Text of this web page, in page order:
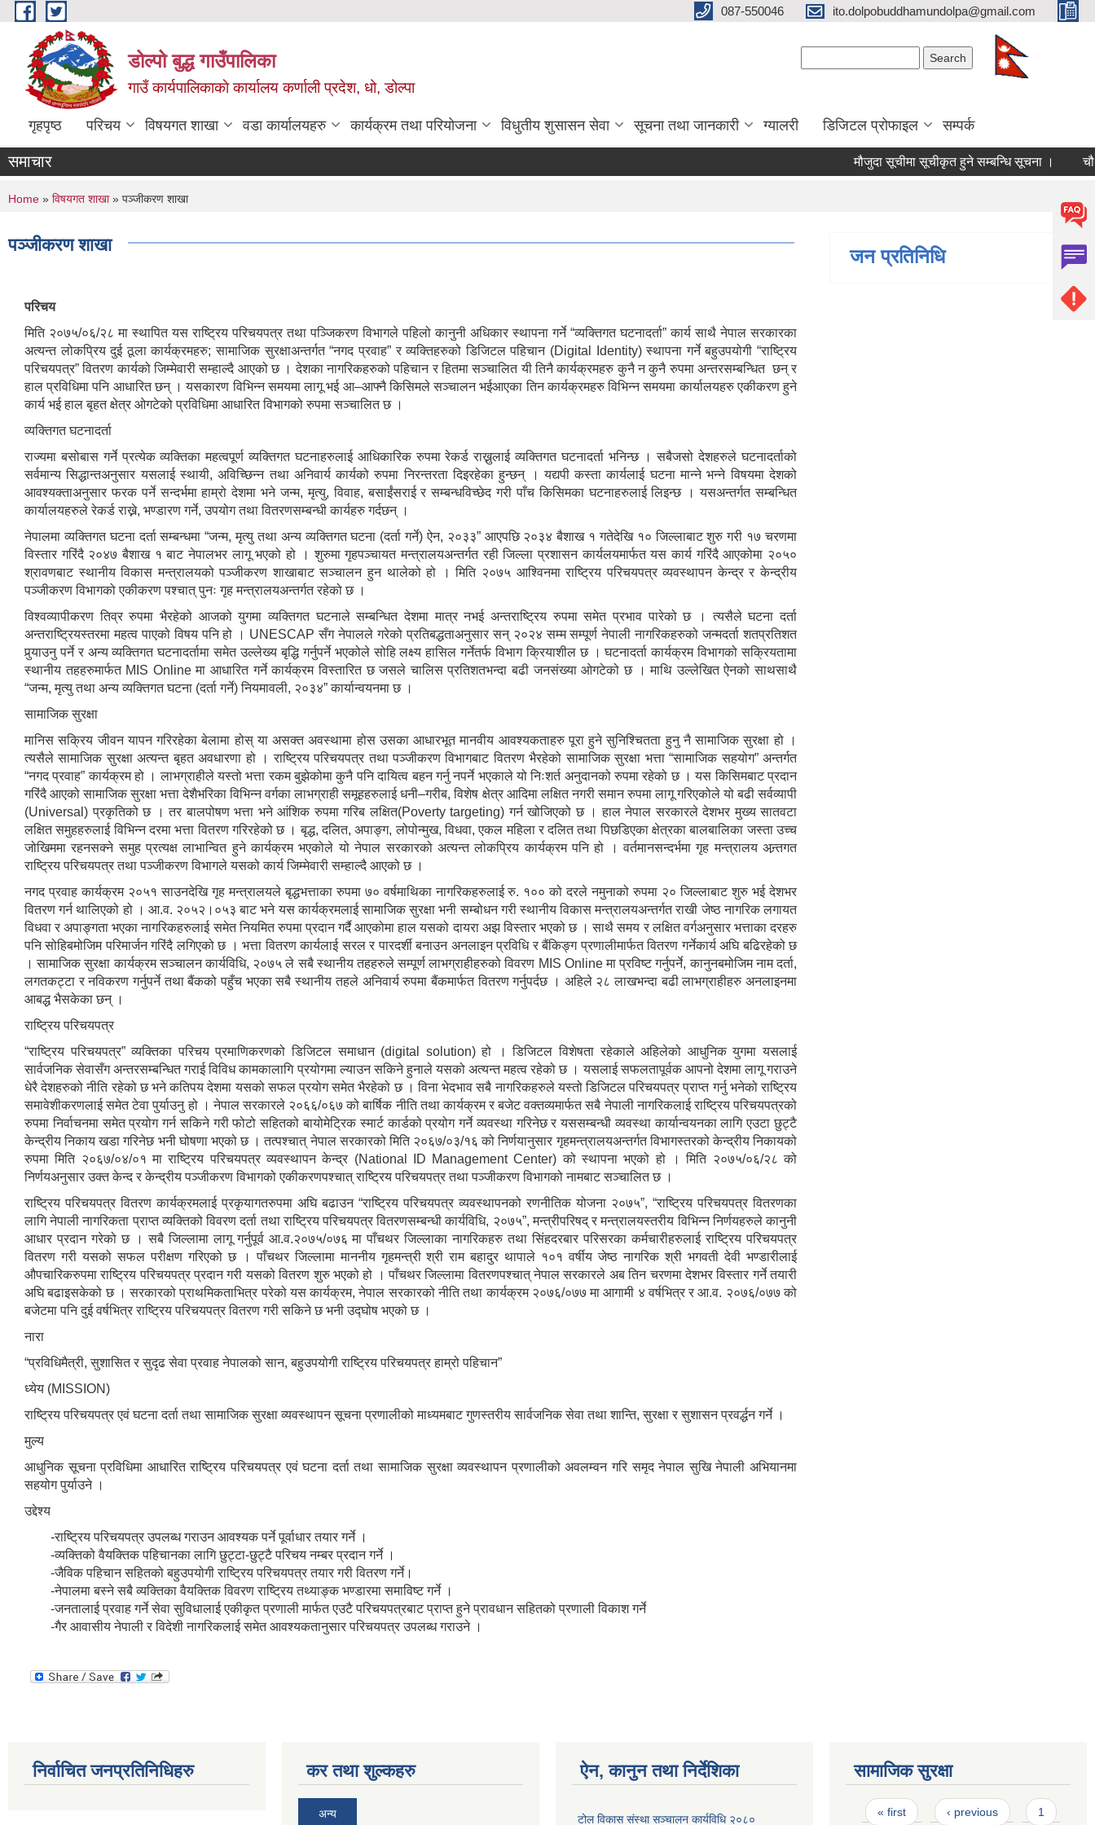
Skip to main content 087-550046 ito.dolpobuddhamundolpa@gmail.com
डोल्पो बुद्ध गाउँपालिका
गाउँ कार्यपालिकाकाे कार्यालय कर्णाली प्रदेश, धो, डोल्पा
गृहपृष्ठ परिचय विषयगत शाखा वडा कार्यालयहरु कार्यक्रम तथा परियोजना विधुतीय शुसासन सेवा सूचना तथा जानकारी ग्यालरी डिजिटल प्रोफाइल सम्पर्क
समाचार मौजुदा सूचीमा सूचीकृत हुने सम्बन्धि सूचना । चौथो
You are here
Home » विषयगत शाखा» पञ्जीकरण शाखा
पञ्जीकरण शाखा
परिचय
मिति २०७५/०६/२८ मा स्थापित यस राष्ट्रिय परिचयपत्र तथा पञ्जिकरण विभागले पहिलो कानुनी अधिकार स्थापना गर्ने “व्यक्तिगत घटनादर्ता” कार्य साथै नेपाल सरकारका
अत्यन्त लोकप्रिय दुई ठूला कार्यक्रमहरु; सामाजिक सुरक्षाअन्तर्गत “नगद प्रवाह” र व्यक्तिहरुको डिजिटल पहिचान (Digital Identity) स्थापना गर्ने बहुउपयोगी “राष्ट्रिय
परिचयपत्र” वितरण कार्यको जिम्मेवारी सम्हाल्दै आएको छ । देशका नागरिकहरुको पहिचान र हितमा सञ्चालित यी तिनै कार्यक्रमहरु कुनै न कुनै रुपमा अन्तरसम्बन्धित छन् र
हाल प्रविधिमा पनि आधारित छन् । यसकारण विभिन्न समयमा लागू भई आ–आफ्नै किसिमले सञ्चालन भईआएका तिन कार्यक्रमहरु विभिन्न समयमा कार्यालयहरु एकीकरण हुने
कार्य भई हाल बृहत क्षेत्र ओगटेको प्रविधिमा आधारित विभागको रुपमा सञ्चालित छ ।
व्यक्तिगत घटनादर्ता
राज्यमा बसोबास गर्ने प्रत्येक व्यक्तिका महत्वपूर्ण व्यक्तिगत घटनाहरुलाई आधिकारिक रुपमा रेकर्ड राख्नुलाई व्यक्तिगत घटनादर्ता भनिन्छ । सबैजसो देशहरुले घटनादर्ताको
सर्वमान्य सिद्धान्तअनुसार यसलाई स्थायी, अविच्छिन्न तथा अनिवार्य कार्यको रुपमा निरन्तरता दिइरहेका हुन्छन् । यद्यपी कस्ता कार्यलाई घटना मान्ने भन्ने विषयमा देशको
आवश्यक्ताअनुसार फरक पर्ने सन्दर्भमा हाम्रो देशमा भने जन्म, मृत्यु, विवाह, बसाईंसराई र सम्बन्धविच्छेद गरी पाँच किसिमका घटनाहरुलाई लिइन्छ । यसअन्तर्गत सम्बन्धित
कार्यालयहरुले रेकर्ड राख्ने, भण्डारण गर्ने, उपयोग तथा वितरणसम्बन्धी कार्यहरु गर्दछन् ।
नेपालमा व्यक्तिगत घटना दर्ता सम्बन्धमा “जन्म, मृत्यु तथा अन्य व्यक्तिगत घटना (दर्ता गर्ने) ऐन, २०३३” आएपछि २०३४ बैशाख १ गतेदेखि १० जिल्लाबाट शुरु गरी १७ चरणमा
विस्तार गरिंदै २०४७ बैशाख १ बाट नेपालभर लागू भएको हो । शुरुमा गृहपञ्चायत मन्त्रालयअन्तर्गत रही जिल्ला प्रशासन कार्यलयमार्फत यस कार्य गरिंदै आएकोमा २०५०
श्रावणबाट स्थानीय विकास मन्त्रालयको पञ्जीकरण शाखाबाट सञ्चालन हुन थालेको हो । मिति २०७५ आश्विनमा राष्ट्रिय परिचयपत्र व्यवस्थापन केन्द्र र केन्द्रीय
पञ्जीकरण विभागको एकीकरण पश्चात् पुनः गृह मन्त्रालयअन्तर्गत रहेको छ ।
विश्वव्यापीकरण तिव्र रुपमा भैरहेको आजको युगमा व्यक्तिगत घटनाले सम्बन्धित देशमा मात्र नभई अन्तराष्ट्रिय रुपमा समेत प्रभाव पारेको छ । त्यसैले घटना दर्ता
अन्तराष्ट्रियस्तरमा महत्व पाएको विषय पनि हो । UNESCAP सँग नेपालले गरेको प्रतिबद्धताअनुसार सन् २०२४ सम्म सम्पूर्ण नेपाली नागरिकहरुको जन्मदर्ता शतप्रतिशत
पुर्‍याउनु पर्ने र अन्य व्यक्तिगत घटनादर्तामा समेत उल्लेख्य बृद्धि गर्नुपर्ने भएकोले सोहि लक्ष्य हासिल गर्नेतर्फ विभाग क्रियाशील छ । घटनादर्ता कार्यक्रम विभागको सक्रियतामा
स्थानीय तहहरुमार्फत MIS Online मा आधारित गर्ने कार्यक्रम विस्तारित छ जसले चालिस प्रतिशतभन्दा बढी जनसंख्या ओगटेको छ । माथि उल्लेखित ऐनको साथसाथै
“जन्म, मृत्यु तथा अन्य व्यक्तिगत घटना (दर्ता गर्ने) नियमावली, २०३४” कार्यान्वयनमा छ ।
सामाजिक सुरक्षा
मानिस सक्रिय जीवन यापन गरिरहेका बेलामा होस् या असक्त अवस्थामा होस उसका आधारभूत मानवीय आवश्यकताहरु पूरा हुने सुनिश्चितता हुनु नै सामाजिक सुरक्षा हो ।
त्यसैले सामाजिक सुरक्षा अत्यन्त बृहत अवधारणा हो । राष्ट्रिय परिचयपत्र तथा पञ्जीकरण विभागबाट वितरण भैरहेको सामाजिक सुरक्षा भत्ता “सामाजिक सहयोग” अन्तर्गत
“नगद प्रवाह” कार्यक्रम हो । लाभग्राहीले यस्तो भत्ता रकम बुझेकोमा कुनै पनि दायित्व बहन गर्नु नपर्ने भएकाले यो निःशर्त अनुदानको रुपमा रहेको छ । यस किसिमबाट प्रदान
गरिंदै आएको सामाजिक सुरक्षा भत्ता देशैभरिका विभिन्न वर्गका लाभग्राही समूहहरुलाई धनी–गरीब, विशेष क्षेत्र आदिमा लक्षित नगरी समान रुपमा लागू गरिएकोले यो बढी सर्वव्यापी
(Universal) प्रकृतिको छ । तर बालपोषण भत्ता भने आंशिक रुपमा गरिब लक्षित(Poverty targeting) गर्न खोजिएको छ । हाल नेपाल सरकारले देशभर मुख्य सातवटा
लक्षित समुहहरुलाई विभिन्न दरमा भत्ता वितरण गरिरहेको छ । बृद्ध, दलित, अपाङ्ग, लोपोन्मुख, विधवा, एकल महिला र दलित तथा पिछडिएका क्षेत्रका बालबालिका जस्ता उच्च
जोखिममा रहनसक्ने समुह प्रत्यक्ष लाभान्वित हुने कार्यक्रम भएकोले यो नेपाल सरकारको अत्यन्त लोकप्रिय कार्यक्रम पनि हो । वर्तमानसन्दर्भमा गृह मन्त्रालय अन्र्तगत
राष्ट्रिय परिचयपत्र तथा पञ्जीकरण विभागले यसको कार्य जिम्मेवारी सम्हाल्दै आएको छ ।
नगद प्रवाह कार्यक्रम २०५१ साउनदेखि गृह मन्त्रालयले बृद्धभत्ताका रुपमा ७० वर्षमाथिका नागरिकहरुलाई रु. १०० को दरले नमुनाको रुपमा २० जिल्लाबाट शुरु भई देशभर
वितरण गर्न थालिएको हो । आ.व. २०५२।०५३ बाट भने यस कार्यक्रमलाई सामाजिक सुरक्षा भनी सम्बोधन गरी स्थानीय विकास मन्त्रालयअन्तर्गत राखी जेष्ठ नागरिक लगायत
विधवा र अपाङ्गता भएका नागरिकहरुलाई समेत नियमित रुपमा प्रदान गर्दै आएकोमा हाल यसको दायरा अझ विस्तार भएको छ । साथै समय र लक्षित वर्गअनुसार भत्ताका दरहरु
पनि सोहिबमोजिम परिमार्जन गरिंदै लगिएको छ । भत्ता वितरण कार्यलाई सरल र पारदर्शी बनाउन अनलाइन प्रविधि र बैंकिङ्ग प्रणालीमार्फत वितरण गर्नेकार्य अघि बढिरहेको छ
। सामाजिक सुरक्षा कार्यक्रम सञ्चालन कार्यविधि, २०७५ ले सबै स्थानीय तहहरुले सम्पूर्ण लाभग्राहीहरुको विवरण MIS Online मा प्रविष्ट गर्नुपर्ने, कानुनबमोजिम नाम दर्ता,
लगतकट्टा र नविकरण गर्नुपर्ने तथा बैंकको पहुँच भएका सबै स्थानीय तहले अनिवार्य रुपमा बैंकमार्फत वितरण गर्नुपर्दछ । अहिले २८ लाखभन्दा बढी लाभग्राहीहरु अनलाइनमा
आबद्ध भैसकेका छन् ।
राष्ट्रिय परिचयपत्र
“राष्ट्रिय परिचयपत्र” व्यक्तिका परिचय प्रमाणिकरणको डिजिटल समाधान (digital solution) हो । डिजिटल विशेषता रहेकाले अहिलेको आधुनिक युगमा यसलाई
सार्वजनिक सेवासँग अन्तरसम्बन्धित गराई विविध कामकालागि प्रयोगमा ल्याउन सकिने हुनाले यसको अत्यन्त महत्व रहेको छ । यसलाई सफलतापूर्वक आपनो देशमा लागू गराउने
धेरै देशहरुको नीति रहेको छ भने कतिपय देशमा यसको सफल प्रयोग समेत भैरहेको छ । विना भेदभाव सबै नागरिकहरुले यस्तो डिजिटल परिचयपत्र प्राप्त गर्नु भनेको राष्ट्रिय
समावेशीकरणलाई समेत टेवा पुर्याउनु हो । नेपाल सरकारले २०६६/०६७ को बार्षिक नीति तथा कार्यक्रम र बजेट वक्तव्यमार्फत सबै नेपाली नागरिकलाई राष्ट्रिय परिचयपत्रको
रुपमा निर्वाचनमा समेत प्रयोग गर्न सकिने गरी फोटो सहितको बायोमेट्रिक स्मार्ट कार्डको प्रयोग गर्ने व्यवस्था गरिनेछ र यससम्बन्धी व्यवस्था कार्यान्वयनका लागि एउटा छुट्टै
केन्द्रीय निकाय खडा गरिनेछ भनी घोषणा भएको छ । तत्पश्चात् नेपाल सरकारको मिति २०६७/०३/१६ को निर्णयानुसार गृहमन्त्रालयअन्तर्गत विभागस्तरको केन्द्रीय निकायको
रुपमा मिति २०६७/०४/०१ मा राष्ट्रिय परिचयपत्र व्यवस्थापन केन्द्र (National ID Management Center) को स्थापना भएको हो । मिति २०७५/०६/२८ को
निर्णयअनुसार उक्त केन्द र केन्द्रीय पञ्जीकरण विभागको एकीकरणपश्चात् राष्ट्रिय परिचयपत्र तथा पञ्जीकरण विभागको नामबाट सञ्चालित छ ।
राष्ट्रिय परिचयपत्र वितरण कार्यक्रमलाई प्रकृयागतरुपमा अघि बढाउन “राष्ट्रिय परिचयपत्र व्यवस्थापनको रणनीतिक योजना २०७५”, “राष्ट्रिय परिचयपत्र वितरणका
लागि नेपाली नागरिकता प्राप्त व्यक्तिको विवरण दर्ता तथा राष्ट्रिय परिचयपत्र वितरणसम्बन्धी कार्यविधि, २०७५”, मन्त्रीपरिषद् र मन्त्रालयस्तरीय विभिन्न निर्णयहरुले कानुनी
आधार प्रदान गरेको छ । सबै जिल्लामा लागू गर्नुपूर्व आ.व.२०७५/०७६ मा पाँचथर जिल्लाका नागरिकहरु तथा सिंहदरबार परिसरका कर्मचारीहरुलाई राष्ट्रिय परिचयपत्र
वितरण गरी यसको सफल परीक्षण गरिएको छ । पाँचथर जिल्लामा माननीय गृहमन्त्री श्री राम बहादुर थापाले १०१ वर्षीय जेष्ठ नागरिक श्री भगवती देवी भण्डारीलाई
औपचारिकरुपमा राष्ट्रिय परिचयपत्र प्रदान गरी यसको वितरण शुरु भएको हो । पाँचथर जिल्लामा वितरणपश्चात् नेपाल सरकारले अब तिन चरणमा देशभर विस्तार गर्ने तयारी
अघि बढाइसकेको छ । सरकारको प्राथमिकताभित्र परेको यस कार्यक्रम, नेपाल सरकारको नीति तथा कार्यक्रम २०७६/०७७ मा आगामी ४ वर्षभित्र र आ.व. २०७६/०७७ को
बजेटमा पनि दुई वर्षभित्र राष्ट्रिय परिचयपत्र वितरण गरी सकिने छ भनी उद्घोष भएको छ ।
नारा
“प्रविधिमैत्री, सुशासित र सुदृढ सेवा प्रवाह नेपालको सान, बहुउपयोगी राष्ट्रिय परिचयपत्र हाम्रो पहिचान”
ध्येय (MISSION)
राष्ट्रिय परिचयपत्र एवं घटना दर्ता तथा सामाजिक सुरक्षा व्यवस्थापन सूचना प्रणालीको माध्यमबाट गुणस्तरीय सार्वजनिक सेवा तथा शान्ति, सुरक्षा र सुशासन प्रवर्द्धन गर्ने ।
मुल्य
आधुनिक सूचना प्रविधिमा आधारित राष्ट्रिय परिचयपत्र एवं घटना दर्ता तथा सामाजिक सुरक्षा व्यवस्थापन प्रणालीको अवलम्वन गरि समृद नेपाल सुखि नेपाली अभियानमा
सहयोग पुर्याउने ।
उद्देश्य
-राष्ट्रिय परिचयपत्र उपलब्ध गराउन आवश्यक पर्ने पूर्वाधार तयार गर्ने ।
-व्यक्तिको वैयक्तिक पहिचानका लागि छुट्टा-छुट्टै परिचय नम्बर प्रदान गर्ने ।
-जैविक पहिचान सहितको बहुउपयोगी राष्ट्रिय परिचयपत्र तयार गरी वितरण गर्ने।
-नेपालमा बस्ने सबै व्यक्तिका वैयक्तिक विवरण राष्ट्रिय तथ्याङ्क भण्डारमा समाविष्ट गर्ने ।
-जनतालाई प्रवाह गर्ने सेवा सुविधालाई एकीकृत प्रणाली मार्फत एउटै परिचयपत्रबाट प्राप्त हुने प्रावधान सहितको प्रणाली विकाश गर्ने
-गैर आवासीय नेपाली र विदेशी नागरिकलाई समेत आवश्यकतानुसार परिचयपत्र उपलब्ध गराउने ।
जन प्रतिनिधि
निर्वाचित जनप्रतिनिधिहरु कर तथा शुल्कहरु
अन्य
ऐन, कानुन तथा निर्देशिका
टोल विकास संस्था सञ्चालन कार्यविधि २०८०
सामाजिक सुरक्षा
Pages
« first ‹ previous
1